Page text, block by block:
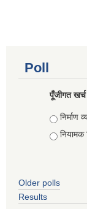
Poll
पूँजीगत
Choices
निर्माण
नियामक
Older polls
Results